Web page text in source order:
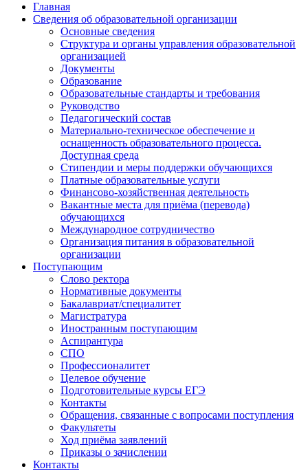
Главная
Сведения об образовательной организации
Основные сведения
Структура и органы управления образовательной
организацией
Документы
Образование
Образовательные стандарты и требования
Руководство
Педагогический состав
Материально-техническое обеспечение и
оснащенность образовательного процесса.
Доступная среда
Стипендии и меры поддержки обучающихся
Платные образовательные услуги
Финансово-хозяйственная деятельность
Вакантные места для приёма (перевода)
обучающихся
Международное сотрудничество
Организация питания в образовательной
организации
Поступающим
Слово ректора
Нормативные документы
Бакалавриат/специалитет
Магистратура
Иностранным поступающим
Аспирантура
СПО
Профессионалитет
Целевое обучение
Подготовительные курсы ЕГЭ
Контакты
Обращения, связанные с вопросами поступления
Факультеты
Ход приёма заявлений
Приказы о зачислении
Контакты